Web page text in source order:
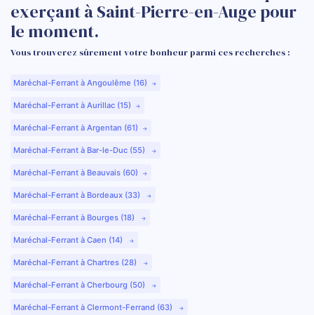
exerçant à Saint-Pierre-en-Auge pour
le moment.
Vous trouverez sûrement votre bonheur parmi ces recherches :
Maréchal-Ferrant à Angoulême (16)
Maréchal-Ferrant à Aurillac (15)
Maréchal-Ferrant à Argentan (61)
Maréchal-Ferrant à Bar-le-Duc (55)
Maréchal-Ferrant à Beauvais (60)
Maréchal-Ferrant à Bordeaux (33)
Maréchal-Ferrant à Bourges (18)
Maréchal-Ferrant à Caen (14)
Maréchal-Ferrant à Chartres (28)
Maréchal-Ferrant à Cherbourg (50)
Maréchal-Ferrant à Clermont-Ferrand (63)